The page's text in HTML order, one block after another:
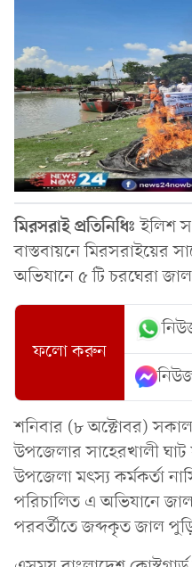
মিরসরাইপ্রতিনিধিঃ ইলিশ
বাস্তবায়নে মিরসরাইয়ের
অভিযানে ৫ টি চরঘেরা
ফলো করুন
শনিবার (৮ অক্টোবর) সকাল
উপজেলার সাহেরখালী
উপজেলা মৎস্য কর্মকর্তা
পরিচালিত এ অভিযানে
পরবর্তীতে জব্দকৃত জাল